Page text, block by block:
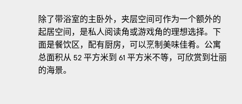
除了带浴室的主卧外，夹层空间可作为一个额外的
起居空间，是私人阅读角或游戏角的理想选择。下
面是餐饮区，配有厨房，可以烹制美味佳肴。公寓
总面积从 52 平方米到 61 平方米不等，可欣赏到壮丽
的海景。